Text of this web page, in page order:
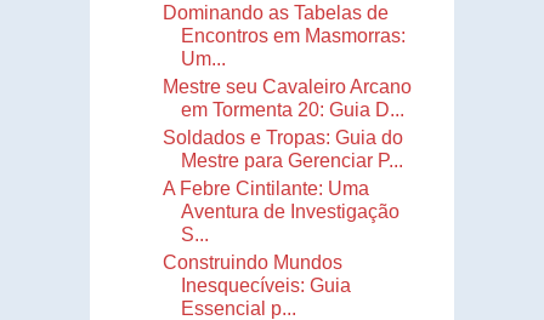
Dominando as Tabelas de
Encontros em Masmorras:
Um...
Mestre seu Cavaleiro Arcano
em Tormenta 20: Guia D...
Soldados e Tropas: Guia do
Mestre para Gerenciar P...
A Febre Cintilante: Uma
Aventura de Investigação
S...
Construindo Mundos
Inesquecíveis: Guia
Essencial p...